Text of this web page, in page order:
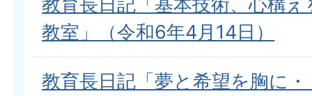
教室」（令和6年4月14日）
教育長日記「夢と希望を胸に